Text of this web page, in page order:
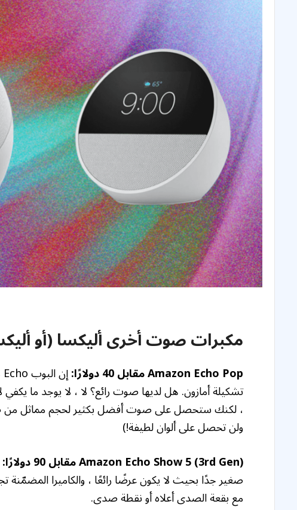
مكبرات صوت أخرى أليكسا (أو
Amazon Echo Pop مقابل 40 دولارًا:
تشكيلة أمازون. هل لديها صوت رائع؟ لا ، لا يوجد ما يكفي
، لكنك ستحصل على صوت أفضل بكثير لحجم مماثل من
ولن تحصل على ألوان لطيفة!)
Amazon Echo Show 5 (3rd Gen) مقابل 90 دولارًا:
صغير جدًا بحيث لا يكون عرضًا رائعًا ، والكاميرا المضمّنة
مع بقعة الصدى أعلاه أو نقطة صدى.